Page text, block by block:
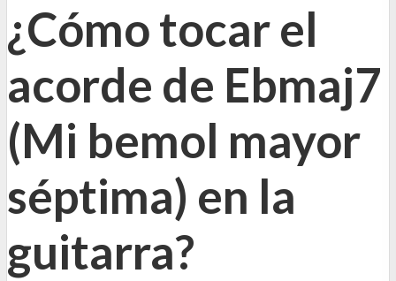
¿Cómo tocar el
acorde de Ebmaj7
(Mi bemol mayor
séptima) en la
guitarra?